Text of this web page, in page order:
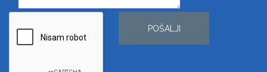
POŠALJI